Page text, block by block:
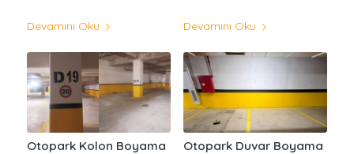
Devamını Oku Devamını Oku
Otopark Kolon Boyama Otopark Duvar Boyama